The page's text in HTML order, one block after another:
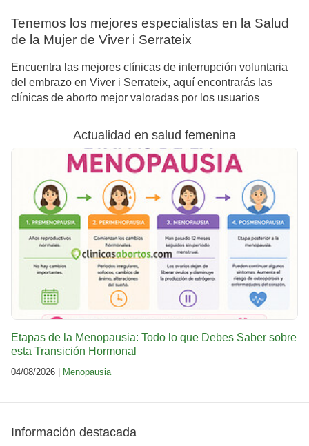
Tenemos los mejores especialistas en la Salud
de la Mujer de Viver i Serrateix
Encuentra las mejores clínicas de interrupción voluntaria
del embrazo en Viver i Serrateix, aquí encontrarás las
clínicas de aborto mejor valoradas por los usuarios
Actualidad en salud femenina
Etapas de la Menopausia: Todo lo que Debes Saber sobre
esta Transición Hormonal
04/08/2026 | Menopausia
Información destacada